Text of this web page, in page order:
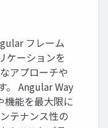
フレーム
ケーションを
アプローチや
。 Angular Way
機能を最大限に
テナンス性の